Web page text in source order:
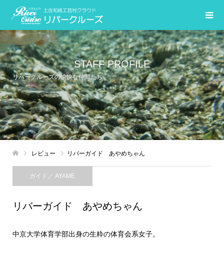
STAFF PROFILE
リバークルーズの愉快な仲間たち
レビュー リバーガイド あやめちゃん
ガイド／ AYAME
リバーガイド あやめちゃん
中京大学体育学部出身の生粋の体育会系女子。